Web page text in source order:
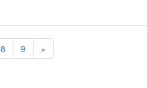
8 9 »